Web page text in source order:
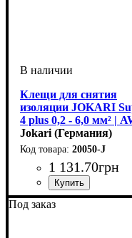
Клещи для снятия
изоляции JOKARI
4 plus 0,2 - 6,0 мм² |
24 - 10
Jokari (Германия)
20050-J
1 131.70грн
Устройство: снятие
изоляции
Тип кабеля: провод
Сечение кабеля, мм2:
6,0
Под заказ